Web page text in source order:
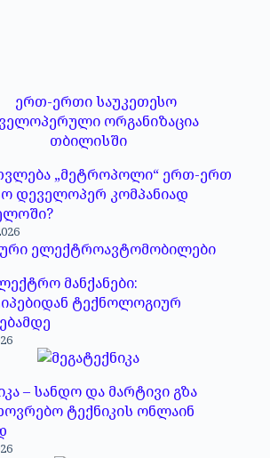
„მეტროპოლი“ ერთ-ერთ
დეველოპერ კომპანიად
მანქანები:
ტექნოლოგიურ
– სანდო და მარტივი გზა
ტექნიკის ონლაინ